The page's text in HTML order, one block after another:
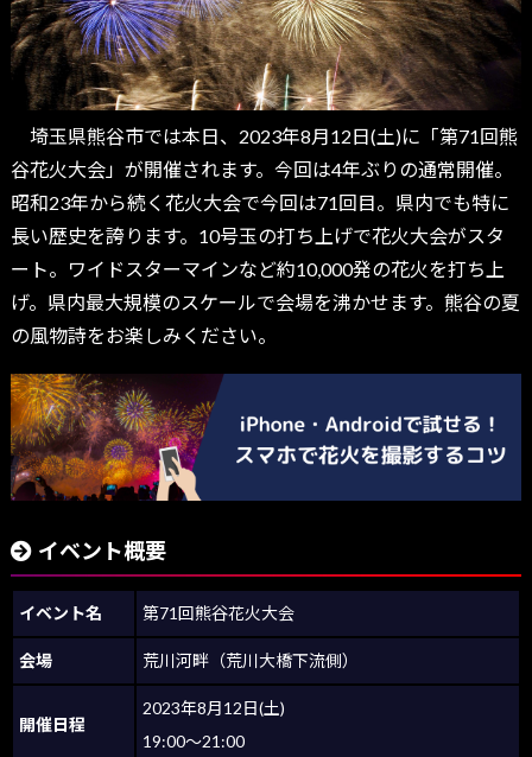
埼玉県熊谷市では本日、2023年8月12日(土)に「第71回熊
谷花火大会」が開催されます。今回は4年ぶりの通常開催。
昭和23年から続く花火大会で今回は71回目。県内でも特に
長い歴史を誇ります。10号玉の打ち上げで花火大会がスタ
ート。ワイドスターマインなど約10,000発の花火を打ち上
げ。県内最大規模のスケールで会場を沸かせます。熊谷の夏
の風物詩をお楽しみください。
イベント概要
イベント名 第71回熊谷花火大会
会場 荒川河畔（荒川大橋下流側）
開催日程
2023年8月12日(土)
19:00～21:00